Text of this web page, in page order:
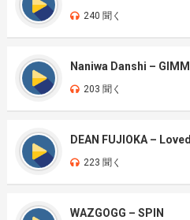
240 聞く
Naniwa Danshi –
203 聞く
DEAN FUJIOKA –
223 聞く
WAZGOGG – SPIN